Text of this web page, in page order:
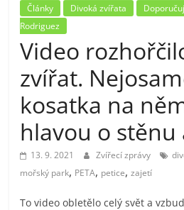
Články Divoká zvířata
Rodriguez
Video
zvířat.
kosatka na
hlavou o stěnu
13. 9. 2021 Zvířecí zprávy
mořský park, PETA, petice,zajetí
To video obletělo celý svět a